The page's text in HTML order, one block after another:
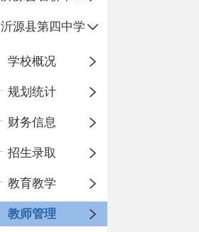
沂源县第四中学
学校概况
规划统计
财务信息
招生录取
教育教学
教师管理